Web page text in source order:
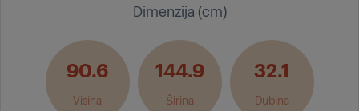
Dimenzija (cm)
90.6
Visina
144.9
Širina
32.1
Dubina